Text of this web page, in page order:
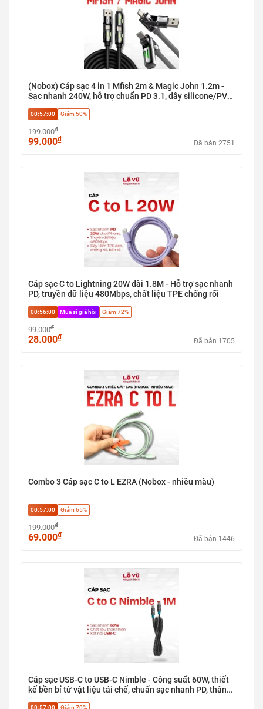
(Nobox) Cáp sạc 4 in 1 Mfish 2m & Magic John 1.2m -
Sạc nhanh 240W, hỗ trợ chuẩn PD 3.1, dây silicone/PVC
00:57:00 Giảm 50%
199.000₫
99.000₫ Đã bán 2751
Cáp sạc C to Lightning 20W dài 1.8M - Hỗ trợ sạc nhanh
PD, truyền dữ liệu 480Mbps, chất liệu TPE chống rối
00:56:00 Mua sỉ giá hời Giảm 72%
99.000₫
28.000₫ Đã bán 1705
Combo 3 Cáp sạc C to L EZRA (Nobox - nhiều màu)
00:57:00 Giảm 65%
199.000₫
69.000₫ Đã bán 1446
Cáp sạc USB-C to USB-C Nimble - Công suất 60W, thiết
kế bền bỉ từ vật liệu tái chế, chuẩn sạc nhanh PD, thân
00:57:00 Giảm 70%